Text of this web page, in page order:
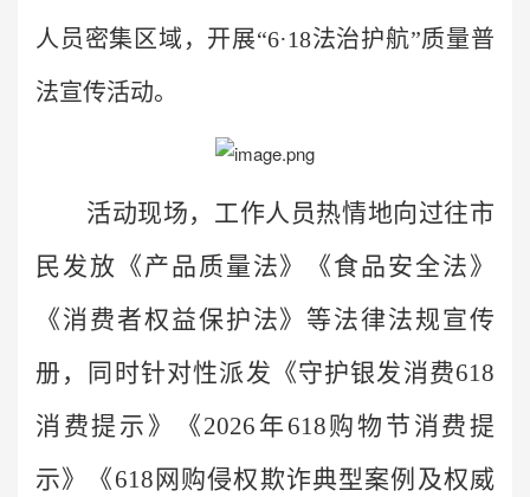
人员密集区域，开展“6·18法治护航”质量普
法宣传活动。
活动现场，工作人员热情地向过往市
民发放《产品质量法》《食品安全法》
《消费者权益保护法》等法律法规宣传
册，同时针对性派发《守护银发消费618
消费提示》《2026年618购物节消费提
示》《618网购侵权欺诈典型案例及权威